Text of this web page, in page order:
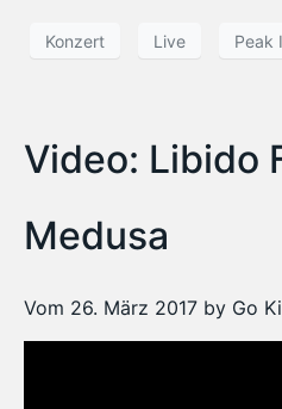
Konzert Live Peak
Video: Libido
Medusa
Vom 26. März 2017 by Go